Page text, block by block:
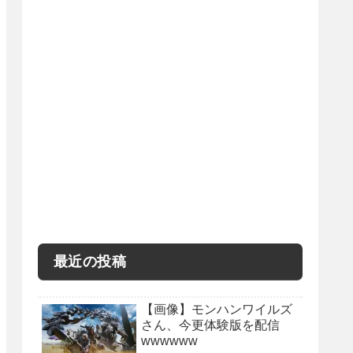
最近の投稿
【画像】モンハンワイルズ
さん、今更体験版を配信
wwwwww